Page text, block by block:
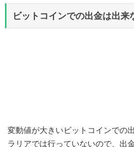
ビットコインでの出金は出来
変動値が大きいビットコインでの
ラリアでは行っていないので、出